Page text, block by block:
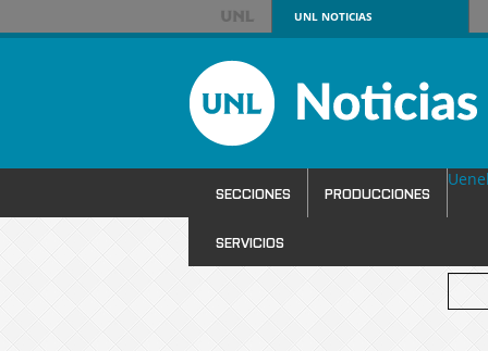
UNLNOTICIAS
SECCIONES PRODUCCIONES
SERVICIOS